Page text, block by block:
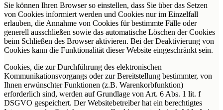
Sie können Ihren Browser so einstellen, dass Sie über das Setzen
von Cookies informiert werden und Cookies nur im Einzelfall
erlauben, die Annahme von Cookies für bestimmte Fälle oder
generell ausschließen sowie das automatische Löschen der Cookies
beim Schließen des Browser aktivieren. Bei der Deaktivierung von
Cookies kann die Funktionalität dieser Website eingeschränkt sein.
Cookies, die zur Durchführung des elektronischen
Kommunikationsvorgangs oder zur Bereitstellung bestimmter, von
Ihnen erwünschter Funktionen (z.B. Warenkorbfunktion)
erforderlich sind, werden auf Grundlage von Art. 6 Abs. 1 lit. f
DSGVO gespeichert. Der Websitebetreiber hat ein berechtigtes